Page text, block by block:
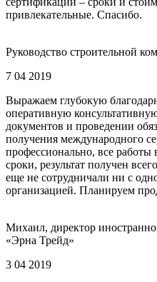
привлекательные. Спасибо.
Руководство строительной
7 04 2019
Выражаем глубокую
оперативную
документов и проведении
получения международного
профессионально, все
сроки, результат получен
еще не сотрудничали ни с
организацией. Планируем
Михаил, директор
«Эрна Трейд»
3 04 2019